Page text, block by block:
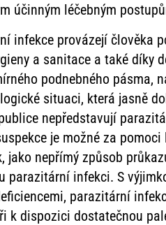
účinným léčebným
infekce provázejí člověka
a sanitace a také díky
podnebného pásma,
situaci, která jasně
nepředstavují
je možné za
jako nepřímý způsob
parazitární infekci. S
parazitární
k dispozici dostatečnou